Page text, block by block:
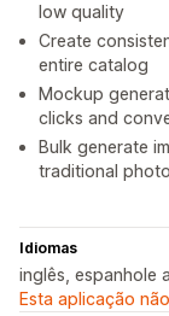
low quality
Create
entire catalog
Mockup
clicks and
Bulk generate
traditional
Idiomas
inglês, espanhole
Esta aplicação